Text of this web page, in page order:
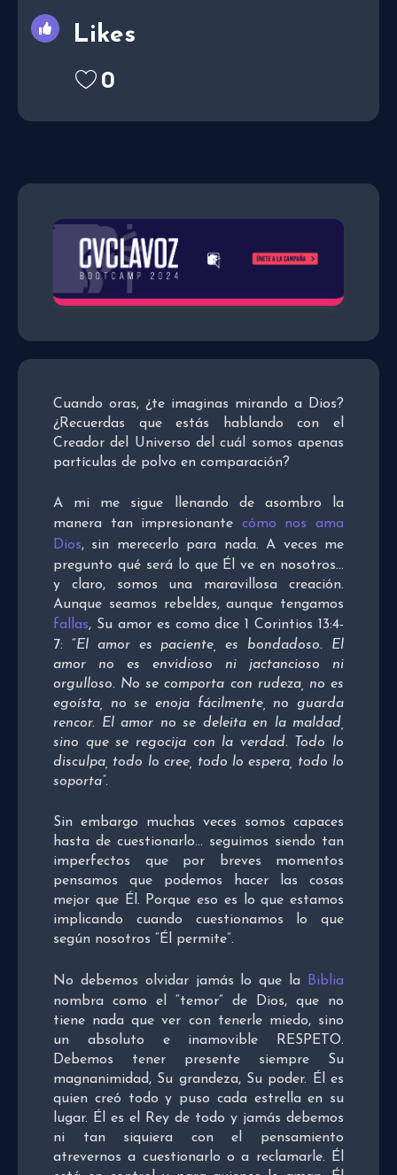
Cuando oras, ¿te imaginas mirando a Dios?
¿Recuerdas que estás hablando con el
Creador del Universo del cuál somos apenas
partículas de polvo en comparación?
A mi me sigue llenando de asombro la
manera tan impresionante cómo nos ama
Dios, sin merecerlo para nada. A veces me
pregunto qué será lo que Él ve en nosotros…
y claro, somos una maravillosa creación.
Aunque seamos rebeldes, aunque tengamos
fallas, Su amor es como dice 1 Corintios 13:4-
7: “El amor es paciente, es bondadoso. El
amor no es envidioso ni jactancioso ni
orgulloso. No se comporta con rudeza, no es
egoísta, no se enoja fácilmente, no guarda
rencor. El amor no se deleita en la maldad,
sino que se regocija con la verdad. Todo lo
disculpa, todo lo cree, todo lo espera, todo lo
soporta”.
Sin embargo muchas veces somos capaces
hasta de cuestionarlo… seguimos siendo tan
imperfectos que por breves momentos
pensamos que podemos hacer las cosas
mejor que Él. Porque eso es lo que estamos
implicando cuando cuestionamos lo que
según nosotros “Él permite”.
No debemos olvidar jamás lo que la
Biblia
nombra como el “temor” de Dios, que no
tiene nada que ver con tenerle miedo, sino
un absoluto e inamovible RESPETO.
Debemos tener presente siempre Su
magnanimidad, Su grandeza, Su poder. Él es
quien creó todo y puso cada estrella en su
lugar. Él es el Rey de todo y jamás debemos
ni tan siquiera con el pensamiento
atrevernos a cuestionarlo o a reclamarle. Él
Likes
0